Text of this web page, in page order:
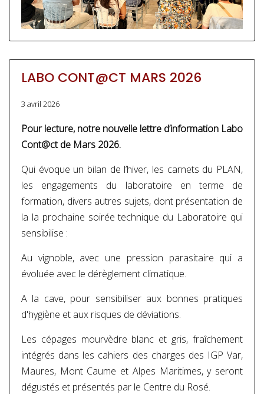
LABO CONT@CT MARS 2026
3 avril 2026
Pour lecture, notre nouvelle lettre d’information Labo
Cont@ct de Mars 2026.
Qui évoque un bilan de l’hiver, les carnets du PLAN,
les engagements du laboratoire en terme de
formation, divers autres sujets, dont présentation de
la la prochaine soirée technique du Laboratoire qui
sensibilise :
Au vignoble, avec une pression parasitaire qui a
évoluée avec le dérèglement climatique.
A la cave, pour sensibiliser aux bonnes pratiques
d'hygiène et aux risques de déviations.
Les cépages mourvèdre blanc et gris, fraîchement
intégrés dans les cahiers des charges des IGP Var,
Maures, Mont Caume et Alpes Maritimes, y seront
dégustés et présentés par le Centre du Rosé.